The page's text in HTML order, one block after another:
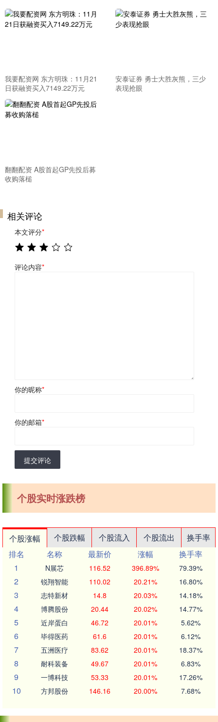
我要配资网 东方明珠：11月21
日获融资买入7149.22万元
安泰证券 勇士大胜灰熊，三少
表现抢眼
翻翻配资 A股首起GP先投后募
收购落槌
相关评论
本文评分*
评论内容*
你的昵称*
你的邮箱*
提交评论
个股实时涨跌榜
个股涨幅 个股跌幅 个股流入 个股流出
换手率
排名
名称 最新价 涨幅
换手率
1
N展芯 116.52 396.89% 79.39%
2 锐翔智能 110.02 20.21% 16.80%
3 志特新材 14.8 20.03% 14.18%
4 博腾股份 20.44 20.02% 14.77%
5 近岸蛋白 46.72 20.01% 5.62%
6 毕得医药 61.6 20.01% 6.12%
7 五洲医疗 83.62 20.01% 18.37%
8 耐科装备 49.67 20.01% 6.83%
9 一博科技 53.33 20.01% 17.26%
10 方邦股份 146.16 20.00% 7.68%